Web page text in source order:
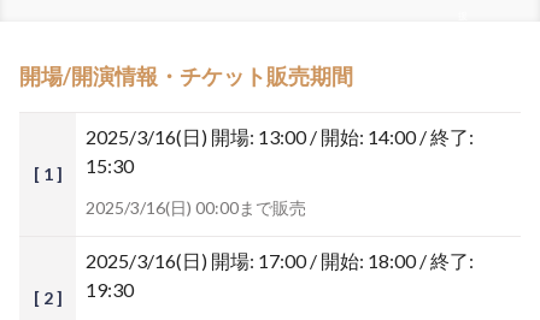
開場/開演情報・チケット販売期間
[ 1 ]
2025/3/16(日) 開場: 13:00 / 開始: 14:00 / 終了:
15:30
2025/3/16(日) 00:00まで販売
[ 2 ]
2025/3/16(日) 開場: 17:00 / 開始: 18:00 / 終了:
19:30